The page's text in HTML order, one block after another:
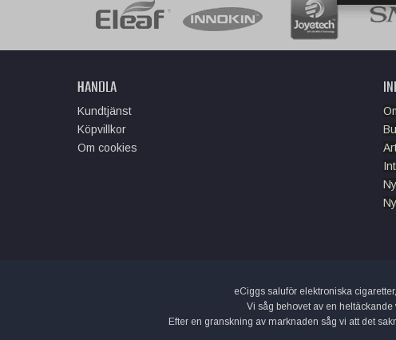
HANDLA
Kundtjänst
Köpvillkor
Om cookies
eCiggs saluför elektroniska
Vi såg behovet av en
Efter en granskning av marknaden såg vi att det